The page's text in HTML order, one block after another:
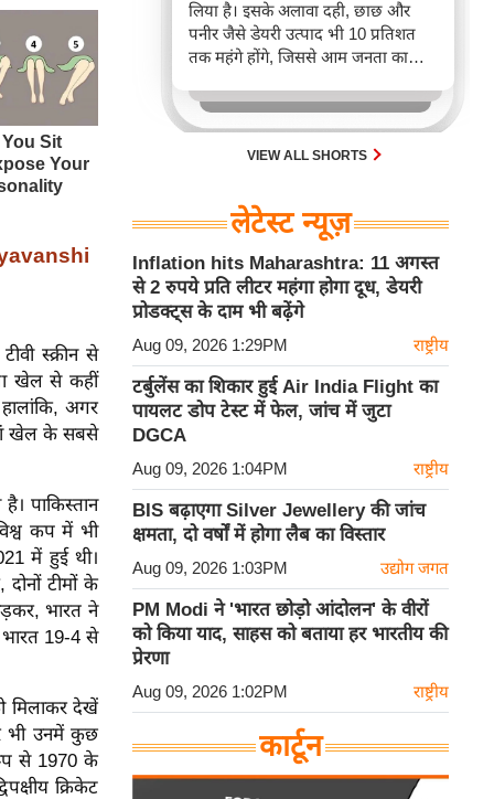
स्क्रीन से
खेल से कहीं
अगर
खेल के सबसे
पाकिस्तान
कप में भी
में हुई थी।
टीमों के
भारत ने
19-4 से
मिलाकर देखें
भी उनमें कुछ
से 1970 के
क्रिकेट
लिया है। इसके अलावा दही, छाछ और
पनीर जैसे डेयरी उत्पाद भी 10 प्रतिशत
तक महंगे होंगे, जिससे आम जनता का
VIEW ALL SHORTS
लेटेस्ट न्यूज़
Inflation hits Maharashtra: 11 अगस्त
से 2 रुपये प्रति लीटर महंगा होगा दूध, डेयरी
प्रोडक्ट्स के दाम भी बढ़ेंगे
Aug 09, 2026 1:29PM राष्ट्रीय
टर्बुलेंस का शिकार हुई Air India Flight का
पायलट डोप टेस्ट में फेल, जांच में जुटा
DGCA
Aug 09, 2026 1:04PM राष्ट्रीय
BIS बढ़ाएगा Silver Jewellery की जांच
क्षमता, दो वर्षों में होगा लैब का विस्तार
Aug 09, 2026 1:03PM उद्योग जगत
PM Modi ने 'भारत छोड़ो आंदोलन' के वीरों
को किया याद, साहस को बताया हर भारतीय की
प्रेरणा
Aug 09, 2026 1:02PM राष्ट्रीय
कार्टून